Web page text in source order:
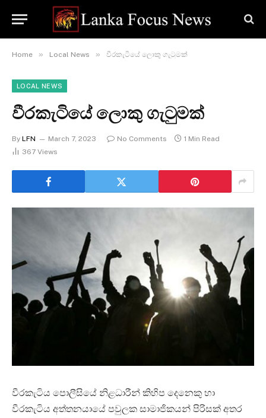
Home » Local News » වීරකැටියේ ලොකු ගැටුමක්
LOCAL NEWS
වීරකැටියේ ලොකු ගැටුමක්
By LFN March 7, 2023 No Comments
1 Min Read
367 Views
වීරකැටිය පොලීසියේ නිළධාරීන් කිහිප දෙනෙකු හා
වීරකැටිය අත්තනයායේ පවුලක සාමාජිකයන් පිරිසක් අතර